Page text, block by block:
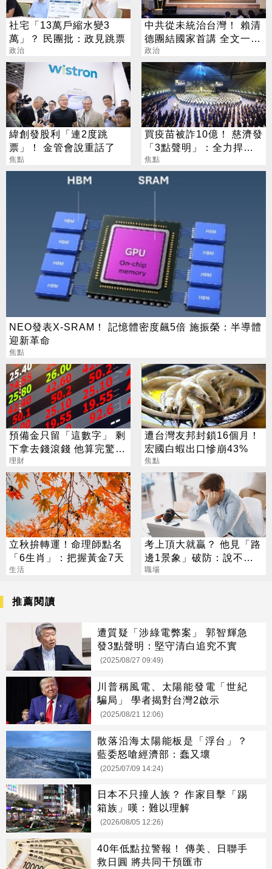
社宅「13萬戶縮水變3
萬」？ 民團批：政見跳票
政治
中共從未統治台灣！ 賴清
德團結國家首講 全文一次
看
政治
緯創發股利「連2度跳
票」！ 金管會說重話了
焦點
買疫苗被詐10億！ 慈濟發
「3點聲明」：全力捍衛
捐款人權益
焦點
NEO發表X-SRAM！ 記憶體密度飆5倍 施振榮：半導體
迎新革命
焦點
預備金只留「這數字」 剩
下拿去錢滾錢 他算完驚
呼：壓力山大
理財
遭台灣友邦封鎖16個月！
宏國白蝦出口慘崩43%
焦點
立秋拚轉運！命理師點名
「6生肖」：把握黃金7天
生活
考上頂大就贏？ 他見「路
邊1景象」破防：說不清
的挫敗感
職場
推薦閱讀
遭質疑「涉綠電弊案」 郭智輝急
發3點聲明：堅守清白追究不實
(2025/08/27 09:49)
川普稱風電、太陽能發電「世紀
騙局」 學者揭對台灣2啟示
(2025/08/21 12:06)
散落沿海太陽能板是「浮台」？
藍委怒嗆經濟部：蠢又壞
(2025/07/09 14:24)
日本不只撞人族？ 作家目擊「踢
箱族」嘆：難以理解
(2026/08/05 12:26)
40年低點拉警報！ 傳美、日聯手
救日圓 將共同干預匯市